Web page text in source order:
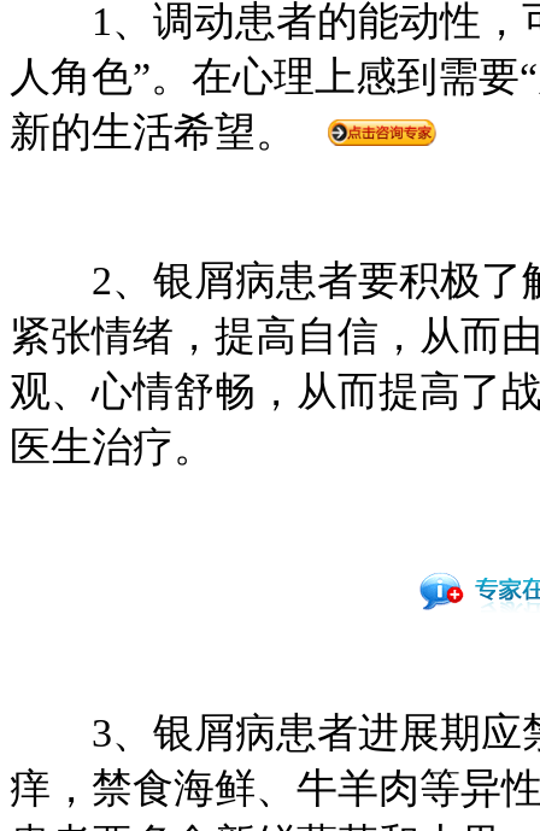
1、调动患者的能动性，
人角色”。在心理上感到需
新的生活希望。
2、银屑病患者要积极了
紧张情绪，提高自信，从而
观、心情舒畅，从而提高了
医生治疗。
3、银屑病患者进展期应
痒，禁食海鲜、牛羊肉等异